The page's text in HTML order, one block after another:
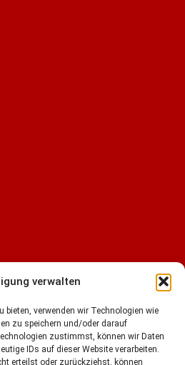
verwalten
bieten, verwenden wir Technologien wie
zu speichern und/oder darauf
zustimmst, können wir Daten
IDs auf dieser Website verarbeiten.
erteilst oder zurückziehst, können